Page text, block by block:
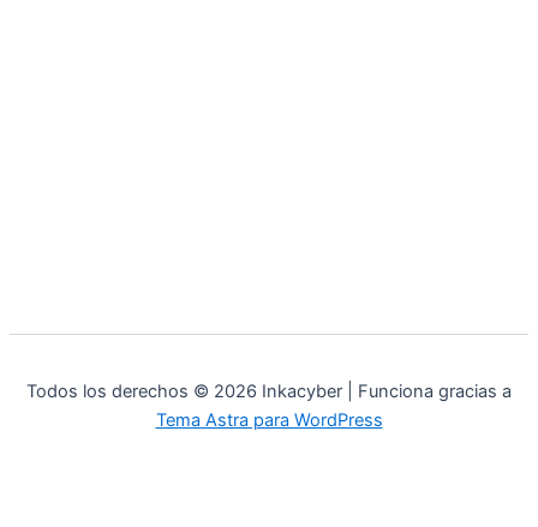
Todos los derechos © 2026 Inkacyber | Funciona gracias a
Tema Astra para WordPress